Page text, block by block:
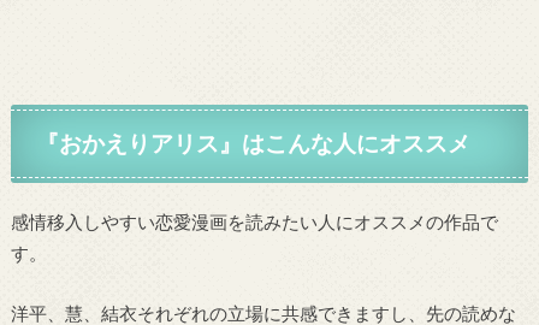
『おかえりアリス』 はこんな人にオススメ
感情移入しやすい恋愛漫画を読みたい人にオススメの作品で
す。
洋平、慧、結衣それぞれの立場に共感できますし、先の読めな